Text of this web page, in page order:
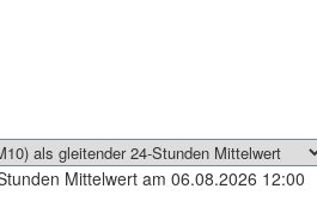
Mittelwert am 06.08.2026 12:00